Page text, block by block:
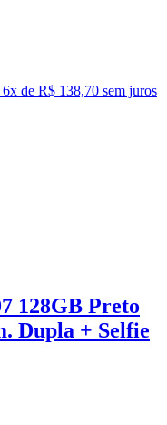
6x de R$ 138,70 sem juros
128GB Preto
Dupla + Selfie